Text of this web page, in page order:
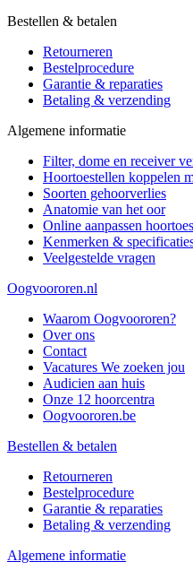
Bestellen & betalen
Retourneren
Bestelprocedure
Garantie & reparaties
Betaling & verzending
Algemene informatie
Filter, dome en receiver
Hoortoestellen koppelen
Soorten gehoorverlies
Anatomie van het oor
Online aanpassen
Kenmerken &
Veelgestelde vragen
Oogvoororen.nl
Waarom Oogvoororen?
Over ons
Contact
Vacatures We zoeken jou
Audicien aan huis
Onze 12 hoorcentra
Oogvoororen.be
Bestellen & betalen
Retourneren
Bestelprocedure
Garantie & reparaties
Betaling & verzending
Algemene informatie